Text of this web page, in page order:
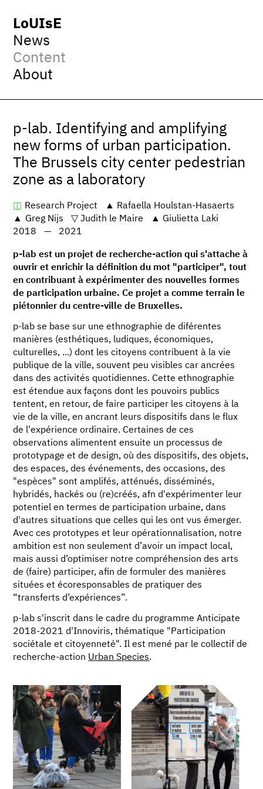
LoUIsE
News
Content
About
p-lab. Identifying and amplifying
new forms of urban participation.
The Brussels city center pedestrian
zone as a laboratory
Research Project
Rafaella Houlstan-Hasaerts
Greg Nijs
Judith le Maire
Giulietta Laki
2018
— 2021
p-lab est un projet de recherche-action qui s'attache à
ouvrir et enrichir la définition du mot "participer", tout
en contribuant à expérimenter des nouvelles formes
de participation urbaine. Ce projet a comme terrain le
piétonnier du centre-ville de Bruxelles.
p-lab se base sur une ethnographie de diférentes
manières (esthétiques, ludiques, économiques,
culturelles, ...) dont les citoyens contribuent à la vie
publique de la ville, souvent peu visibles car ancrées
dans des activités quotidiennes. Cette ethnographie
est étendue aux façons dont les pouvoirs publics
tentent, en retour, de faire participer les citoyens à la
vie de la ville, en ancrant leurs dispositifs dans le flux
de l'expérience ordinaire. Certaines de ces
observations alimentent ensuite un processus de
prototypage et de design, où des dispositifs, des objets,
des espaces, des événements, des occasions, des
"espèces" sont amplifés, atténués, disséminés,
hybridés, hackés ou (re)créés, afn d'expérimenter leur
potentiel en termes de participation urbaine, dans
d'autres situations que celles qui les ont vus émerger.
Avec ces prototypes et leur opérationnalisation, notre
ambition est non seulement d’avoir un impact local,
mais aussi d’optimiser notre compréhension des arts
de (faire) participer, afin de formuler des manières
situées et écoresponsables de pratiquer des
“transferts d’expériences”.
p-lab s'inscrit dans le cadre du programme Anticipate
2018-2021 d'Innoviris, thématique "Participation
sociétale et citoyenneté". Il est mené par le collectif de
recherche-action Urban Species.